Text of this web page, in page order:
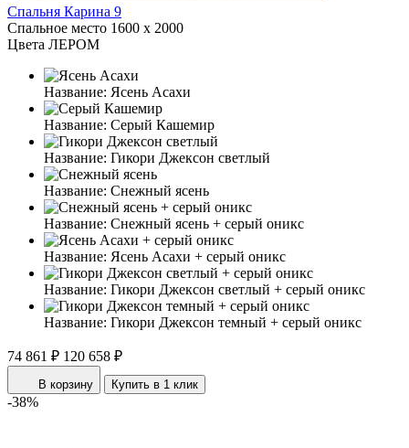
Спальня Карина 9
Спальное место 1600 x 2000
Цвета ЛЕРОМ
Название: Ясень Асахи
Название: Серый Кашемир
Название: Гикори Джексон светлый
Название: Снежный ясень
Название: Снежный ясень + серый оникс
Название: Ясень Асахи + серый оникс
Название: Гикори Джексон светлый + серый оникс
Название: Гикори Джексон темный + серый оникс
74 861 ₽ 120 658 ₽
В корзину Купить в 1 клик
-38%